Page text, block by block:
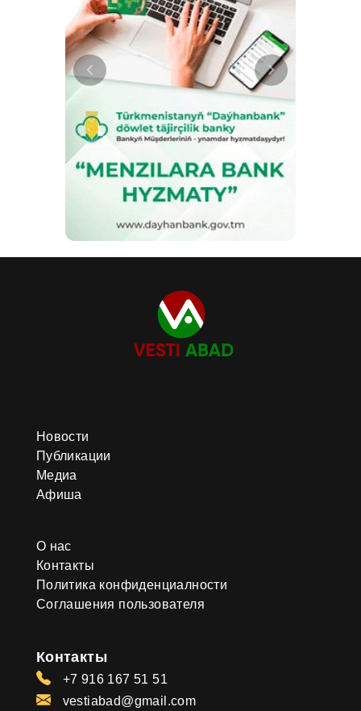
Новости
Публикации
Медиа
Афиша
О нас
Контакты
Политика конфиденциалности
Соглашения пользователя
Контакты
+7 916 167 51 51
vestiabad@gmail.com